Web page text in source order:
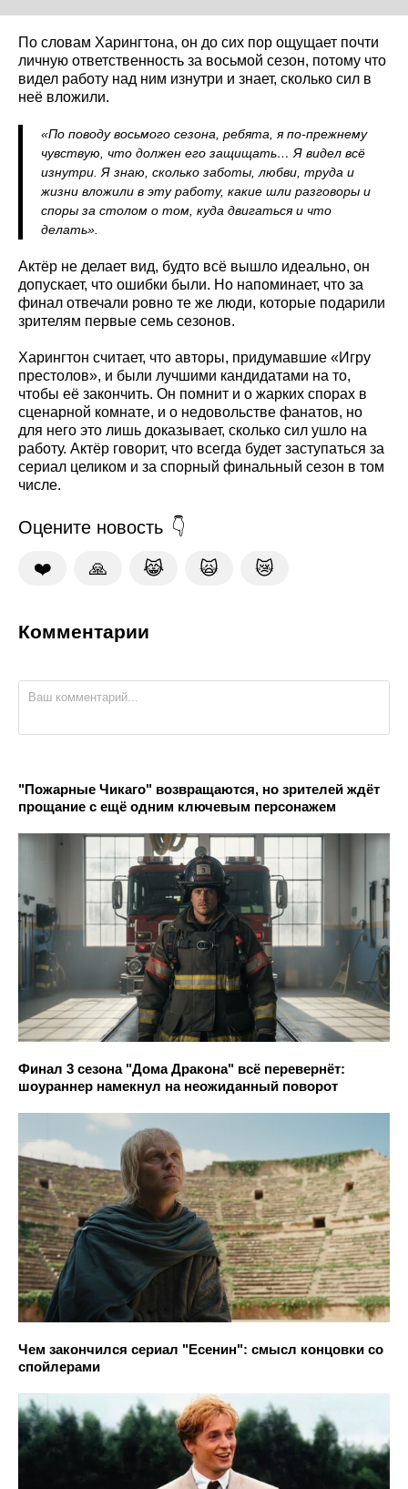
По словам Харингтона, он до сих пор ощущает почти
личную ответственность за восьмой сезон, потому что
видел работу над ним изнутри и знает, сколько сил в
неё вложили.
«По поводу восьмого сезона, ребята, я по-прежнему
чувствую, что должен его защищать… Я видел всё
изнутри. Я знаю, сколько заботы, любви, труда и
жизни вложили в эту работу, какие шли разговоры и
споры за столом о том, куда двигаться и что
делать».
Актёр не делает вид, будто всё вышло идеально, он
допускает, что ошибки были. Но напоминает, что за
финал отвечали ровно те же люди, которые подарили
зрителям первые семь сезонов.
Харингтон считает, что авторы, придумавшие «Игру
престолов», и были лучшими кандидатами на то,
чтобы её закончить. Он помнит и о жарких спорах в
сценарной комнате, и о недовольстве фанатов, но
для него это лишь доказывает, сколько сил ушло на
работу. Актёр говорит, что всегда будет заступаться за
сериал целиком и за спорный финальный сезон в том
числе.
Оцените новость
❤️ 🙏 😹 🙀 😿
Комментарии
"Пожарные Чикаго" возвращаются, но зрителей ждёт
прощание с ещё одним ключевым персонажем
Финал 3 сезона "Дома Дракона" всё перевернёт:
шоураннер намекнул на неожиданный поворот
Чем закончился сериал "Есенин": смысл концовки со
спойлерами